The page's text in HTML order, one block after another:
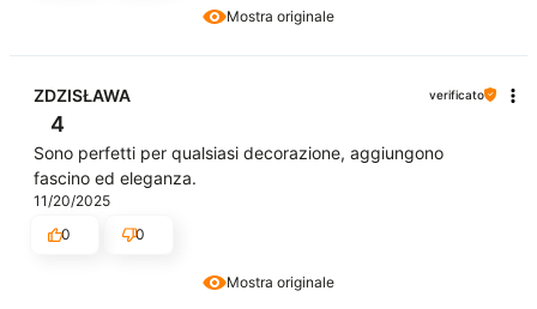
Mostra originale
Mostra originale
ZDZISŁAWA verificato
4
Sono perfetti per qualsiasi decorazione, aggiungono
fascino ed eleganza.
11/20/2025
0
0